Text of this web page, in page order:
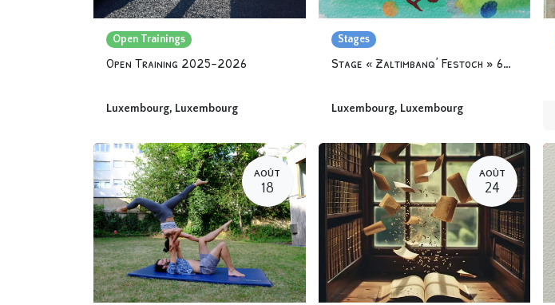
Open Trainings
Open Training 2025-2026
Luxembourg, Luxembourg
Stages
Stage « Zaltimbanq’ Festoch » 6-12 ans
Luxembourg, Luxembourg
AOÛT
18
AOÛT
24